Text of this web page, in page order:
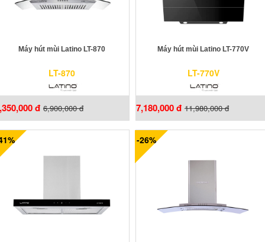
Máy hút mùi Latino LT-870
LT-870
đ 6,900,000 đ
Máy hút mùi Latino LT-770V
LT-770V
7,180,000 đ 11,980,000 đ
-26%